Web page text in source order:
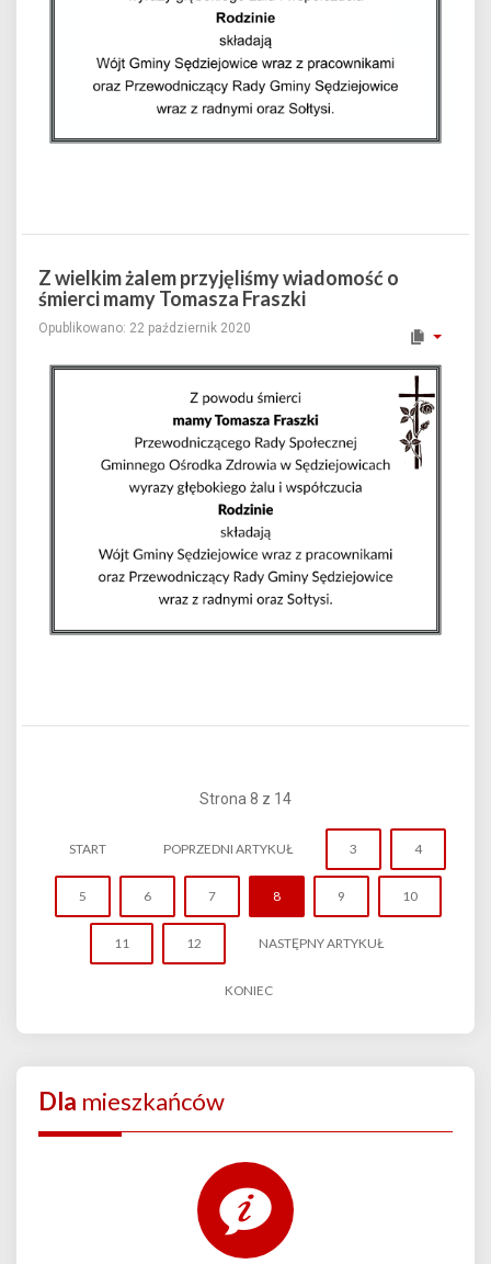
Z wielkim żalem przyjęliśmy wiadomość o
śmierci mamy Tomasza Fraszki
Opublikowano: 22 październik 2020
Strona 8 z 14
START POPRZEDNI ARTYKUŁ 3 4
5 6 7 8 9 10
11 12 NASTĘPNY ARTYKUŁ
KONIEC
Dla mieszkańców